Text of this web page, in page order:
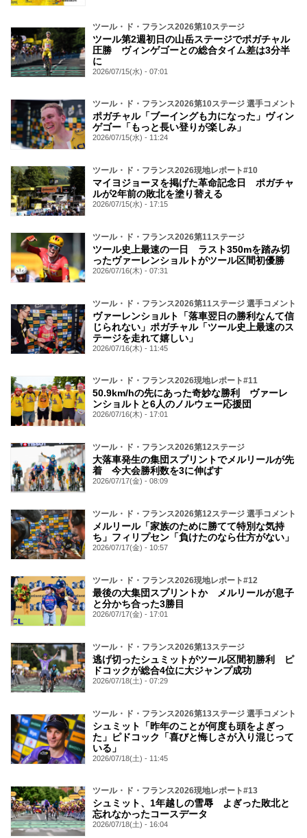
ツール・ド・フランス2026第10ステージ
ツール第2週初日の山岳ステージでポガチャル
圧勝 ヴィンゲゴーとの総合タイム差は3分半
に
2026/07/15(水) - 07:01
ツール・ド・フランス2026第10ステージ 選手コメント
ポガチャル「ブーイングも力になった」ヴィン
ゲゴー「もっと長い登りが楽しみ」
2026/07/15(水) - 11:24
ツール・ド・フランス2026現地レポート#10
マイヨジョーヌを掲げた革命記念日 ポガチャ
ルが2年前の敗北を塗り替える
2026/07/15(水) - 17:15
ツール・ド・フランス2026第11ステージ
ツール史上最速の一日 ラスト350mを踏み切
ったヴァーレンショルトがツール区間初優勝
2026/07/16(木) - 07:31
ツール・ド・フランス2026第11ステージ 選手コメント
ヴァーレンショルト「落車翌日の勝利なんて信
じられない」ポガチャル「ツール史上最速のス
テージを走れて嬉しい」
2026/07/16(木) - 11:45
ツール・ド・フランス2026現地レポート#11
50.9km/hの先にあった奇妙な勝利 ヴァーレ
ンショルトと6人のノルウェー応援団
2026/07/16(木) - 17:01
ツール・ド・フランス2026第12ステージ
大落車発生の集団スプリントでメルリールが先
着 今大会勝利数を3に伸ばす
2026/07/17(金) - 08:09
ツール・ド・フランス2026第12ステージ 選手コメント
メルリール「家族のために勝てて特別な気持
ち」フィリプセン「負けたのなら仕方がない」
2026/07/17(金) - 10:57
ツール・ド・フランス2026現地レポート#12
最後の大集団スプリントか メルリールが息子
と分かち合った3勝目
2026/07/17(金) - 17:01
ツール・ド・フランス2026第13ステージ
逃げ切ったシュミットがツール区間初勝利 ピ
ドコックが総合4位に大ジャンプ成功
2026/07/18(土) - 07:29
ツール・ド・フランス2026第13ステージ 選手コメント
シュミット「昨年のことが何度も頭をよぎっ
た」ピドコック「喜びと悔しさが入り混じって
いる」
2026/07/18(土) - 11:45
ツール・ド・フランス2026現地レポート#13
シュミット、1年越しの雪辱 よぎった敗北と
忘れなかったコースデータ
2026/07/18(土) - 16:04